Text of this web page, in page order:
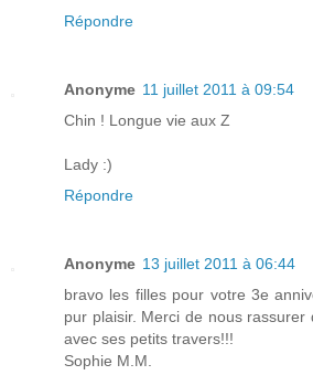
Répondre
Anonyme 11 juillet 2011 à 09:54
Chin ! Longue vie aux Z
Lady :)
Répondre
Anonyme 13 juillet 2011 à 06:44
bravo les filles pour votre 3e
pur plaisir. Merci de nous
avec ses petits travers!!!
Sophie M.M.